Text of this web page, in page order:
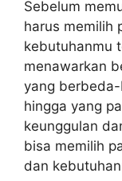
Sebelum
harus memilih
kebutuhanmu
menawarkan
yang
hingga yang
keunggulan
bisa memilih
dan